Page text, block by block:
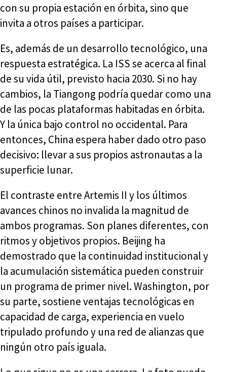
con su propia estación en órbita, sino que
invita a otros países a participar.
Es, además de un desarrollo tecnológico, una
respuesta estratégica. La ISS se acerca al final
de su vida útil, previsto hacia 2030. Si no hay
cambios, la Tiangong podría quedar como una
de las pocas plataformas habitadas en órbita.
Y la única bajo control no occidental. Para
entonces, China espera haber dado otro paso
decisivo: llevar a sus propios astronautas a la
superficie lunar.
El contraste entre Artemis II y los últimos
avances chinos no invalida la magnitud de
ambos programas. Son planes diferentes, con
ritmos y objetivos propios. Beijing ha
demostrado que la continuidad institucional y
la acumulación sistemática pueden construir
un programa de primer nivel. Washington, por
su parte, sostiene ventajas tecnológicas en
capacidad de carga, experiencia en vuelo
tripulado profundo y una red de alianzas que
ningún otro país iguala.